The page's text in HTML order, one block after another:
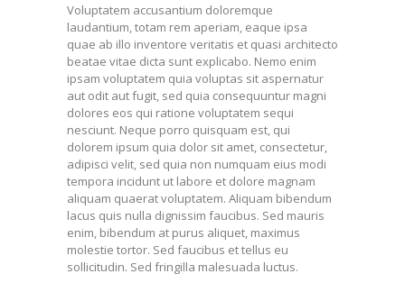
Voluptatem accusantium doloremque
laudantium, totam rem aperiam, eaque ipsa
quae ab illo inventore veritatis et quasi architecto
beatae vitae dicta sunt explicabo. Nemo enim
ipsam voluptatem quia voluptas sit aspernatur
aut odit aut fugit, sed quia consequuntur magni
dolores eos qui ratione voluptatem sequi
nesciunt. Neque porro quisquam est, qui
dolorem ipsum quia dolor sit amet, consectetur,
adipisci velit, sed quia non numquam eius modi
tempora incidunt ut labore et dolore magnam
aliquam quaerat voluptatem. Aliquam bibendum
lacus quis nulla dignissim faucibus. Sed mauris
enim, bibendum at purus aliquet, maximus
molestie tortor. Sed faucibus et tellus eu
sollicitudin. Sed fringilla malesuada luctus.